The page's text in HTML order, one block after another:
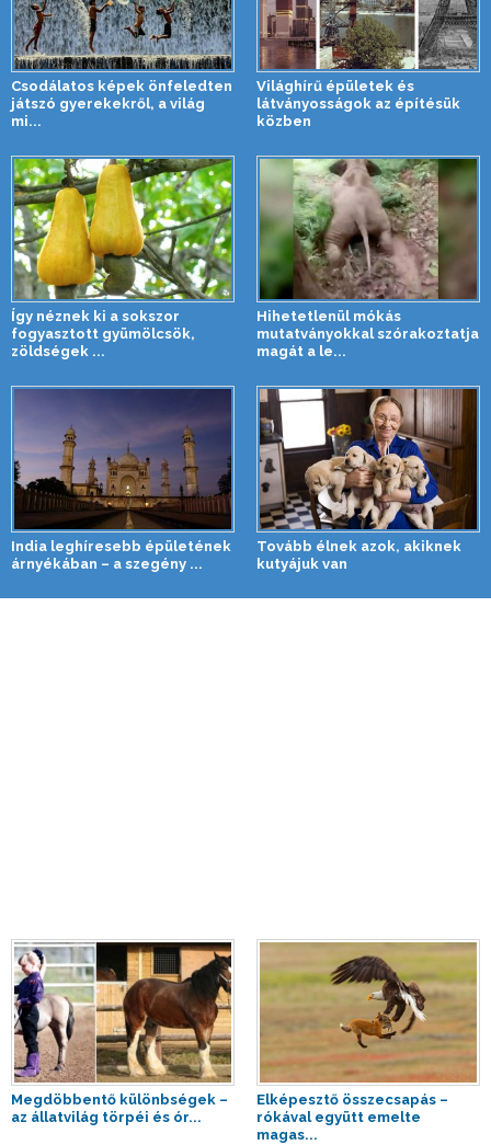
Csodálatos képek önfeledten
játszó gyerekekről, a világ
mi...
Világhírű épületek és
látványosságok az építésük
közben
Így néznek ki a sokszor
fogyasztott gyümölcsök,
zöldségek ...
Hihetetlenül mókás
mutatványokkal szórakoztatja
magát a le...
India leghíresebb épületének
árnyékában – a szegény ...
Tovább élnek azok, akiknek
kutyájuk van
Megdöbbentő különbségek –
az állatvilág törpéi és ór...
Elképesztő összecsapás –
rókával együtt emelte
magas...